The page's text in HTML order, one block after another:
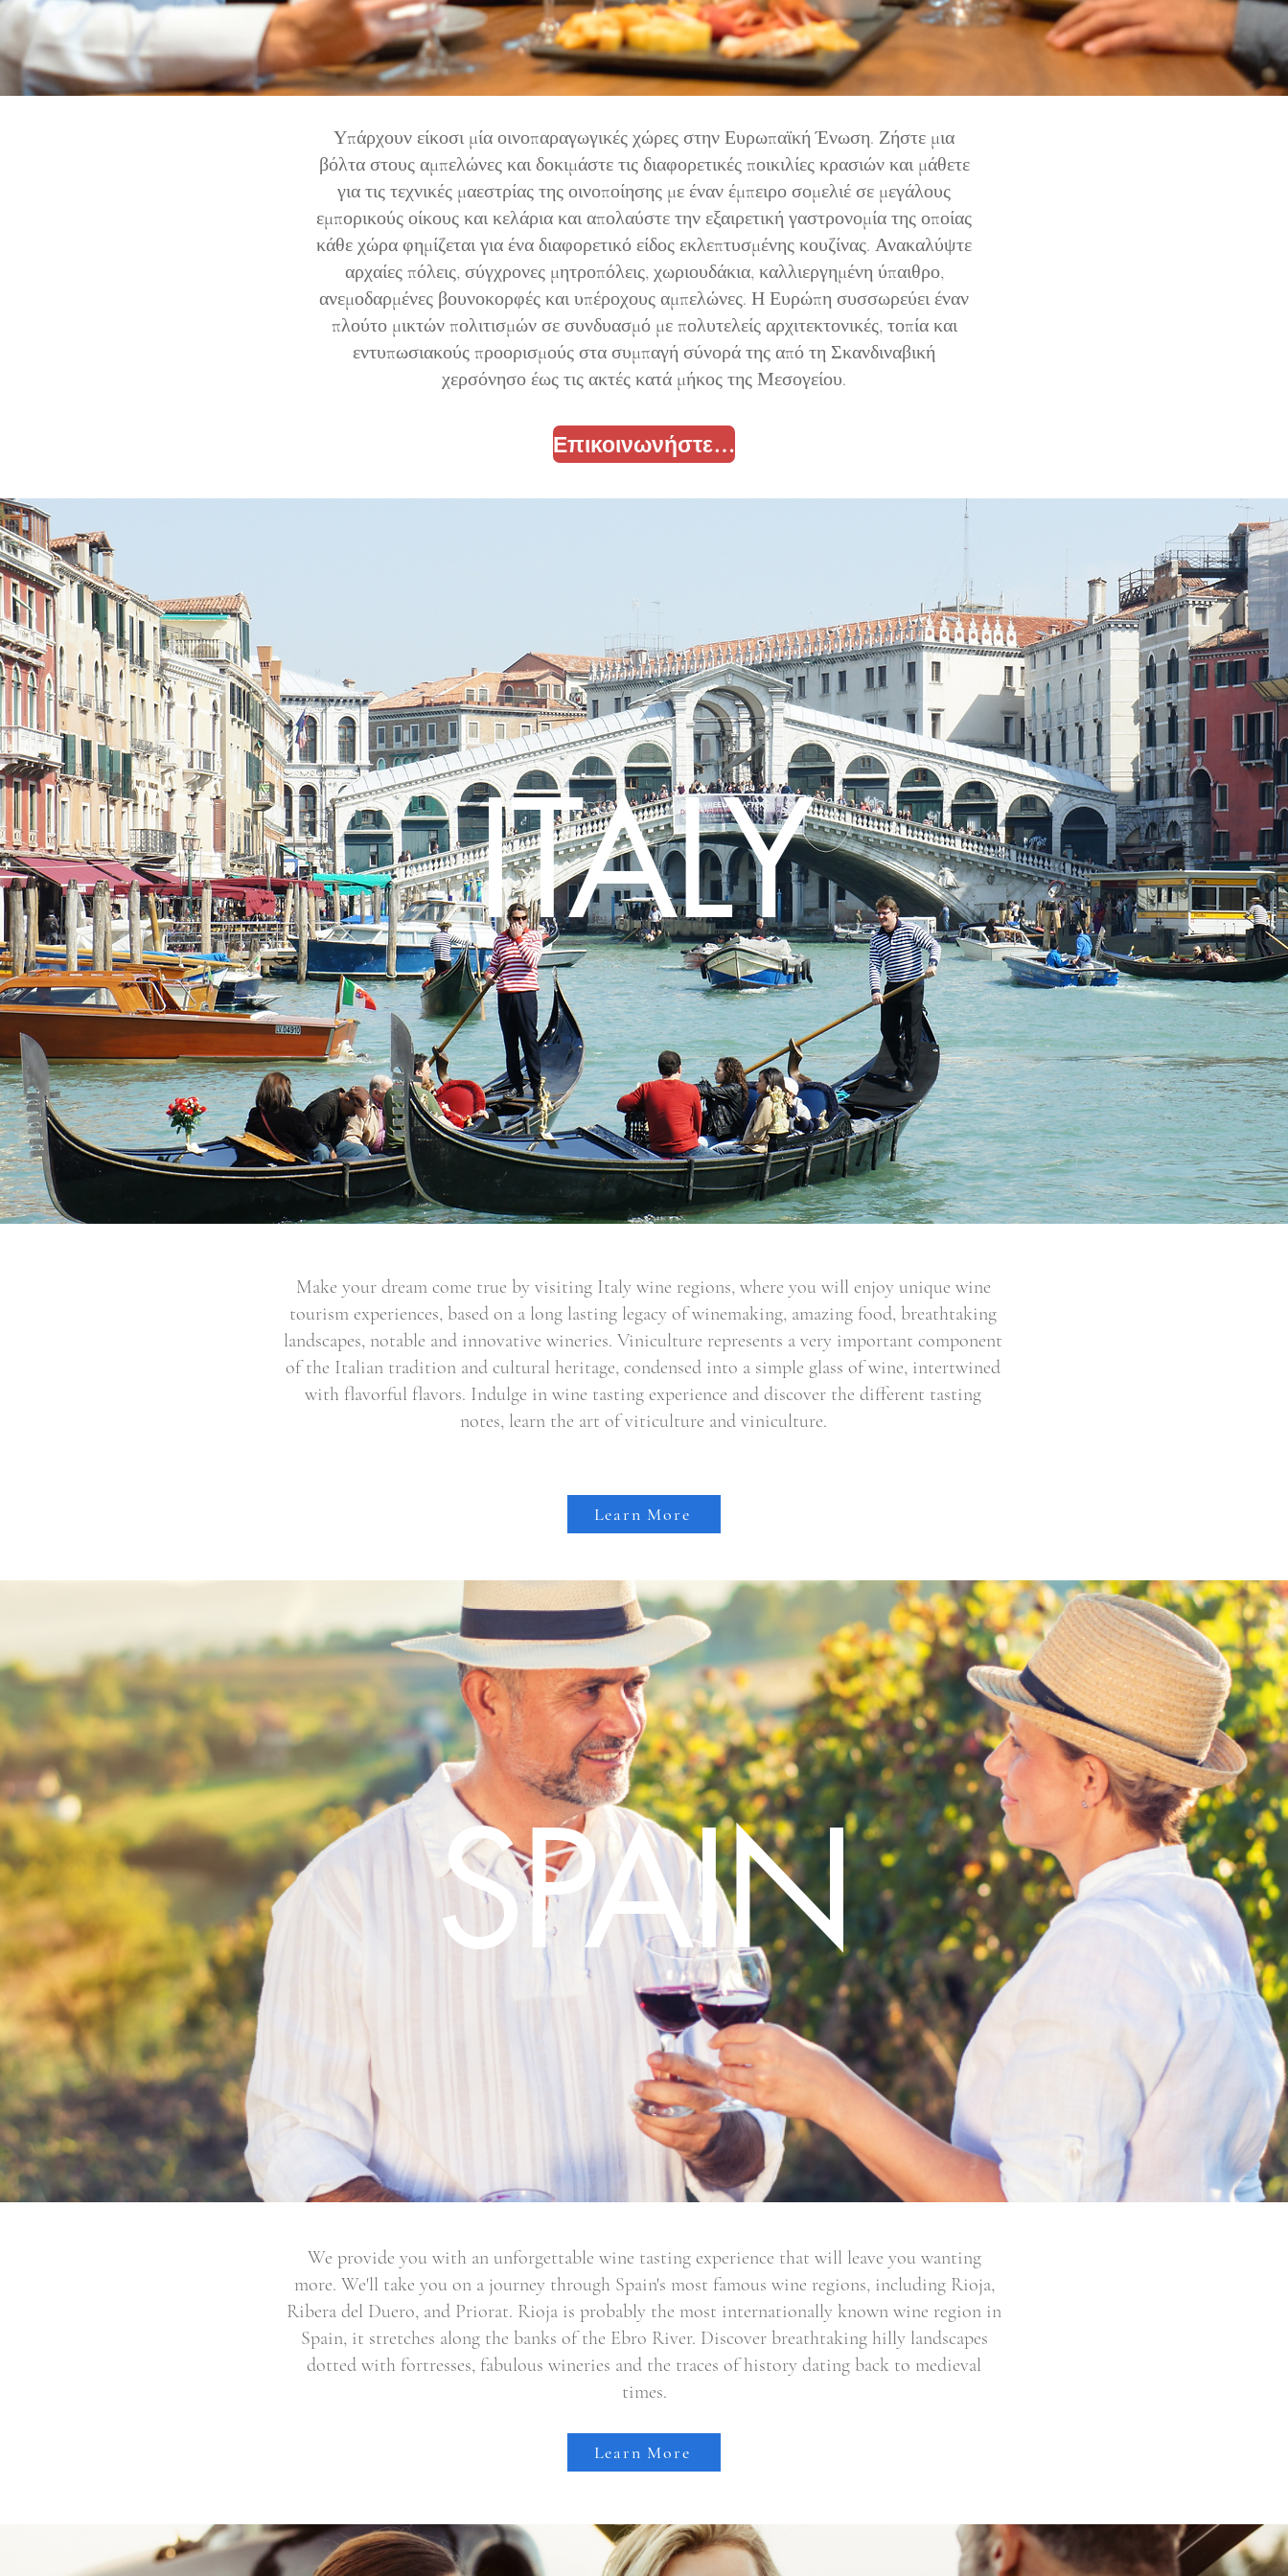
Υπάρχουν είκοσι μία οινοπαραγωγικές χώρες στην Ευρωπαϊκή Ένωση. Ζήστε μια
βόλτα στους αμπελώνες και δοκιμάστε τις διαφορετικές ποικιλίες κρασιών και μάθετε
για τις τεχνικές μαεστρίας της οινοποίησης με έναν έμπειρο σομελιέ σε μεγάλους
εμπορικούς οίκους και κελάρια και απολαύστε την εξαιρετική γαστρονομία της οποίας
κάθε χώρα φημίζεται για ένα διαφορετικό είδος εκλεπτυσμένης κουζίνας. Ανακαλύψτε
αρχαίες πόλεις, σύγχρονες μητροπόλεις, χωριουδάκια, καλλιεργημένη ύπαιθρο,
ανεμοδαρμένες βουνοκορφές και υπέροχους αμπελώνες. Η Ευρώπη συσσωρεύει έναν
πλούτο μικτών πολιτισμών σε συνδυασμό με πολυτελείς αρχιτεκτονικές, τοπία και
εντυπωσιακούς προορισμούς στα συμπαγή σύνορά της από τη Σκανδιναβική
χερσόνησο έως τις ακτές κατά μήκος της Μεσογείου.
Επικοινωνήστε μαζί μας
ITALY
Make your dream come true by visiting Italy wine regions, where you will enjoy unique wine
tourism experiences, based on a long lasting legacy of winemaking, amazing food, breathtaking
landscapes, notable and innovative wineries. Viniculture represents a very important component
of the Italian tradition and cultural heritage, condensed into a simple glass of wine, intertwined
with flavorful flavors. Indulge in wine tasting experience and discover the different tasting
notes, learn the art of viticulture and viniculture.
Learn More
SPAIN
We provide you with an unforgettable wine tasting experience that will leave you wanting
more. We'll take you on a journey through Spain's most famous wine regions, including Rioja,
Ribera del Duero, and Priorat. Rioja is probably the most internationally known wine region in
Spain, it stretches along the banks of the Ebro River. Discover breathtaking hilly landscapes
dotted with fortresses, fabulous wineries and the traces of history dating back to medieval
times.
Learn More